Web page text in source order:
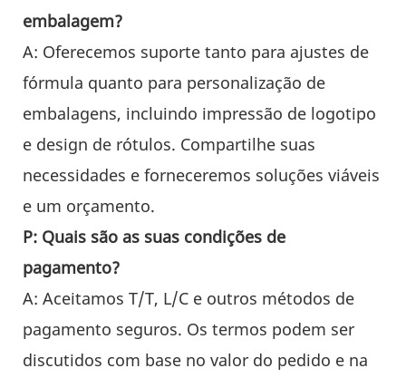
embalagem?
A: Oferecemos suporte tanto para ajustes de
fórmula quanto para personalização de
embalagens, incluindo impressão de logotipo
e design de rótulos. Compartilhe suas
necessidades e forneceremos soluções viáveis
​​e um orçamento.
P: Quais são as suas condições de
pagamento?
A: Aceitamos T/T, L/C e outros métodos de
pagamento seguros. Os termos podem ser
discutidos com base no valor do pedido e na